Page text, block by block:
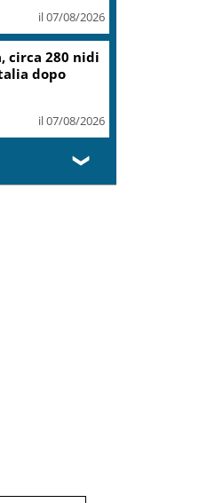
il 07/08/2026
circa 280 nidi
dopo
il 07/08/2026
❯